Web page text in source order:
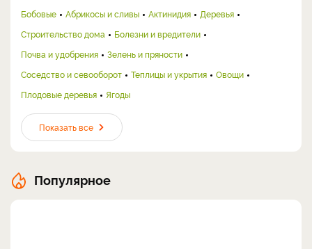
Бобовые
Абрикосы и сливы Актинидия
Деревья
Строительство дома
Болезни и вредители
Почва и удобрения
Зелень и пряности
Соседство и севооборот
Теплицы и укрытия
Овощи
Плодовые деревья
Ягоды
Показать все
Популярное